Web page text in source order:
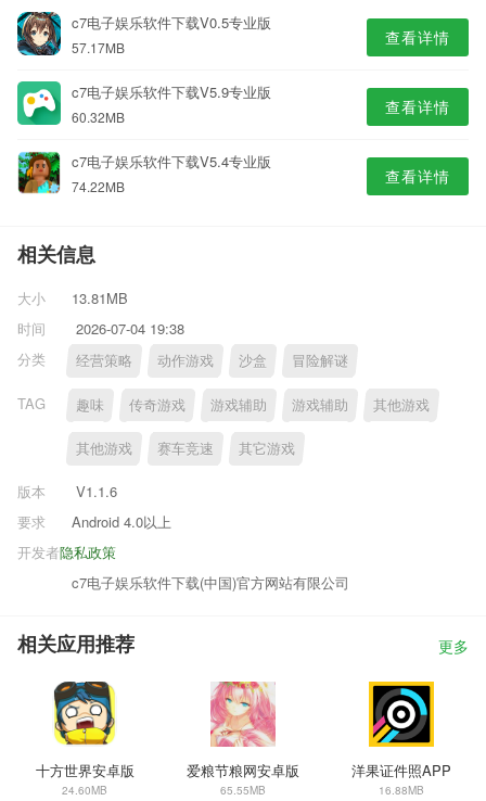
c7电子娱乐软件下载V0.5专业版
57.17MB 查看详情
c7电子娱乐软件下载V5.9专业版
60.32MB 查看详情
c7电子娱乐软件下载V5.4专业版
74.22MB 查看详情
相关信息
大小
13.81MB
时间
2026-07-04 19:38
分类
经营策略 动作游戏 沙盒 冒险解谜
TAG 趣味 传奇游戏 游戏辅助 游戏辅助 其他游戏
其他游戏 赛车竞速 其它游戏
版本
V1.1.6
要求
Android 4.0以上
隐私政策
开发者
c7电子娱乐软件下载(中国)官方网站有限公司
相关应用推荐 更多
十方世界安卓版
24.60MB
爱粮节粮网安卓版
65.55MB
洋果证件照APP
16.88MB